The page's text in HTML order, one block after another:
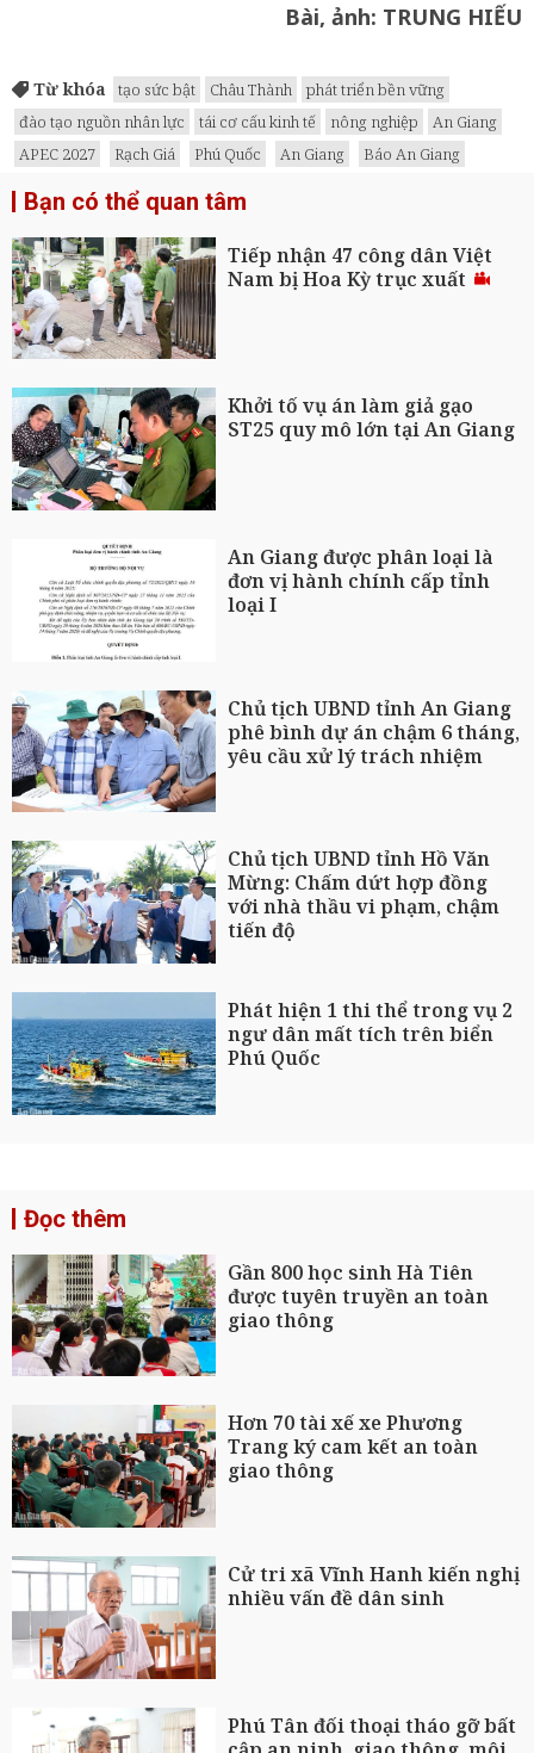
Bài, ảnh: TRUNG HIẾU
Từ khóa tạo sức bật Châu Thành
phát triển bền vững
đào tạo nguồn nhân lực
tái cơ cấu kinh tế nông nghiệp
An Giang
APEC 2027
Rạch Giá Phú Quốc An Giang Báo An Giang
Bạn có thể quan tâm
Tiếp nhận 47 công dân Việt
Nam bị Hoa Kỳ trục xuất
Khởi tố vụ án làm giả gạo
ST25 quy mô lớn tại An Giang
An Giang được phân loại là
đơn vị hành chính cấp tỉnh
loại I
Chủ tịch UBND tỉnh An Giang
phê bình dự án chậm 6 tháng,
yêu cầu xử lý trách nhiệm
Chủ tịch UBND tỉnh Hồ Văn
Mừng: Chấm dứt hợp đồng
với nhà thầu vi phạm, chậm
tiến độ
Phát hiện 1 thi thể trong vụ 2
ngư dân mất tích trên biển
Phú Quốc
Đọc thêm
Gần 800 học sinh Hà Tiên
được tuyên truyền an toàn
giao thông
Hơn 70 tài xế xe Phương
Trang ký cam kết an toàn
giao thông
Cử tri xã Vĩnh Hanh kiến nghị
nhiều vấn đề dân sinh
Phú Tân đối thoại tháo gỡ bất